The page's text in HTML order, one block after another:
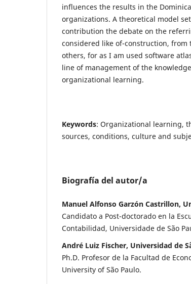
influences the results in the
organizations. A theoretical model
contribution the debate on the
considered like of-construction,
others, for as I am used software
line of management of the
organizational learning.
Keywords: Organizational learning,
sources, conditions, culture and
Biografía del autor/a
Manuel Alfonso Garzón Castrillon,
Candidato a Post-doctorado en la
Contabilidad, Universidade de São
André Luiz Fischer, Universidad de
Ph.D. Profesor de la Facultad de
University of São Paulo.